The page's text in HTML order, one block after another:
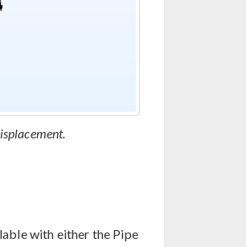
with either the Pipe